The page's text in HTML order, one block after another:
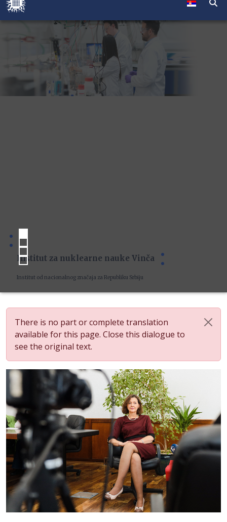
Institut za nuklearne nauke Vinča
Institut od nacionalnog značaja za Republiku Srbiju
There is no part or complete translation
available for this page. Close this dialogue to
see the original text.